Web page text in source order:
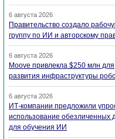
6 августа 2026
Правительство создало
группу по ИИ и авторскому
6 августа 2026
Moove привлекла $250 млн для
развития инфраструктуры
6 августа 2026
ИТ-компании предложили
использование обезличенных
для обучения ИИ